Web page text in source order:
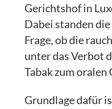
Gerichtshof in
Dabei standen
Frage, ob die
unter das Verbot
Tabak zum oralen
Grundlage dafür